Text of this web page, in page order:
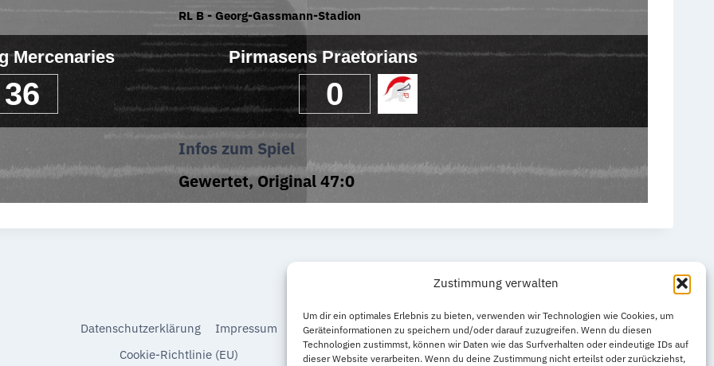
Zustimmung verwalten
Um dir ein optimales Erlebnis zu bieten, verwenden wir Technologien wie Cookies, um
Geräteinformationen zu speichern und/oder darauf zuzugreifen. Wenn du diesen
Technologien zustimmst, können wir Daten wie das Surfverhalten oder eindeutige IDs auf
dieser Website verarbeiten. Wenn du deine Zustimmung nicht erteilst oder zurückziehst,
RL B - Georg-Gassmann-Stadion
Mercenaries Pirmasens Praetorians
36 0
Infos zum Spiel
Gewertet, Original 47:0
Datenschutzerklärung
Impressum
Cookie-Richtlinie (EU)